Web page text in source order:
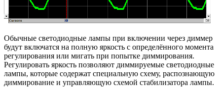
Обычные светодиодные лампы при включении через диммер
будут включатся на полную яркость с определённого момента
регулирования или мигать при попытке диммирования.
Регулировать яркость позволяют диммируемые светодиодные
лампы, которые содержат специальную схему, распознающую
диммирование и управляющую схемой стабилизатора лампы.